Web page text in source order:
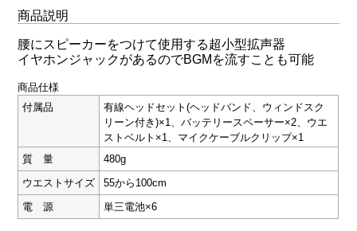
商品説明
腰にスピーカーをつけて使用する超小型拡声器
イヤホンジャックがあるのでBGMを流すことも可能
商品仕様
付属品
有線ヘッドセット(ヘッドバンド、ウィンドスク
リーン付き)×1、バッテリースペーサー×2、ウエ
ストベルト×1、マイクケーブルクリップ×1
質 量
480g
ウエストサイズ
55から100cm
電 源
単三電池×6